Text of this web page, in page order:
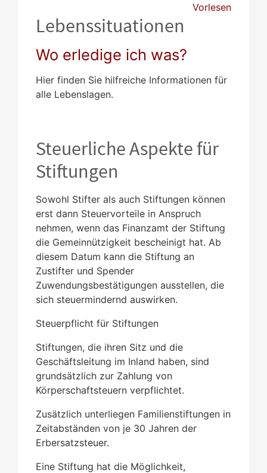
Vorlesen
Lebenssituationen
Wo erledige ich was?
Hier finden Sie hilfreiche Informationen für
alle Lebenslagen.
Steuerliche Aspekte für
Stiftungen
Sowohl Stifter als auch Stiftungen können
erst dann Steuervorteile in Anspruch
nehmen, wenn das Finanzamt der Stiftung
die Gemeinnützigkeit bescheinigt hat. Ab
diesem Datum kann die Stiftung an
Zustifter und Spender
Zuwendungsbestätigungen ausstellen, die
sich steuermindernd auswirken.
Steuerpflicht für Stiftungen
Stiftungen, die ihren Sitz und die
Geschäftsleitung im Inland haben, sind
grundsätzlich zur Zahlung von
Körperschaftsteuern verpflichtet.
Zusätzlich unterliegen Familienstiftungen in
Zeitabständen von je 30 Jahren der
Erbersatzsteuer.
Eine Stiftung hat die Möglichkeit,